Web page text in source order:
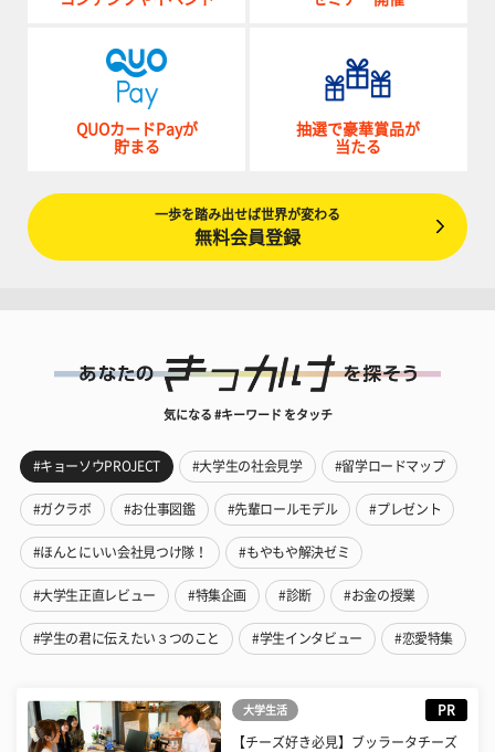
QUOカードPayが
貯まる
抽選で豪華賞品が
当たる
一歩を踏み出せば世界が変わる
無料会員登録
気になる #キーワード をタッチ
#キョーソウPROJECT #大学生の社会見学 #留学ロードマップ
#ガクラボ #お仕事図鑑 #先輩ロールモデル #プレゼント
#ほんとにいい会社見つけ隊！ #もやもや解決ゼミ
#大学生正直レビュー #特集企画 #診断 #お金の授業
#学生の君に伝えたい３つのこと #学生インタビュー #恋愛特集
大学生活 PR
【チーズ好き必見】ブッラータチーズ